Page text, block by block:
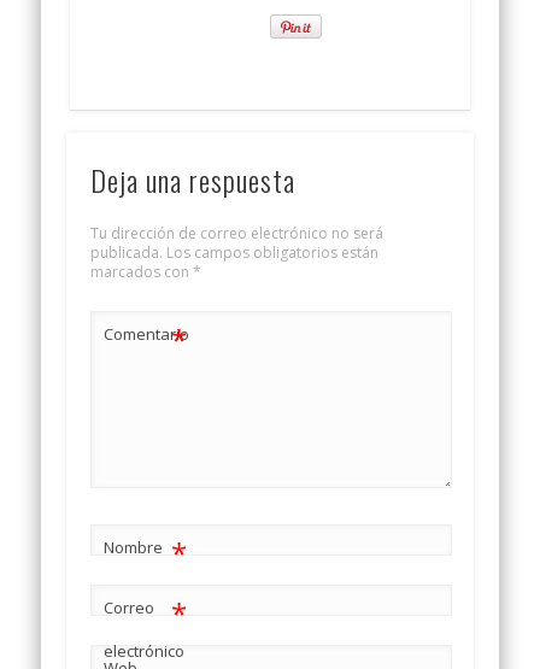
Deja una respuesta
Tu dirección de correo electrónico no será
publicada. Los campos obligatorios están
marcados con *
Comentario
*
Nombre *
Correo
electrónico
*